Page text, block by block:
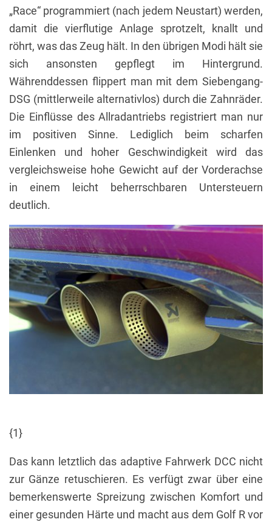
„Race“ programmiert (nach jedem Neustart) werden,
damit die vierflutige Anlage sprotzelt, knallt und
röhrt, was das Zeug hält. In den übrigen Modi hält sie
sich ansonsten gepflegt im Hintergrund.
Währenddessen flippert man mit dem Siebengang-
DSG (mittlerweile alternativlos) durch die Zahnräder.
Die Einflüsse des Allradantriebs registriert man nur
im positiven Sinne. Lediglich beim scharfen
Einlenken und hoher Geschwindigkeit wird das
vergleichsweise hohe Gewicht auf der Vorderachse
in einem leicht beherrschbaren Untersteuern
deutlich.
{1}
Das kann letztlich das adaptive Fahrwerk DCC nicht
zur Gänze retuschieren. Es verfügt zwar über eine
bemerkenswerte Spreizung zwischen Komfort und
einer gesunden Härte und macht aus dem Golf R vor